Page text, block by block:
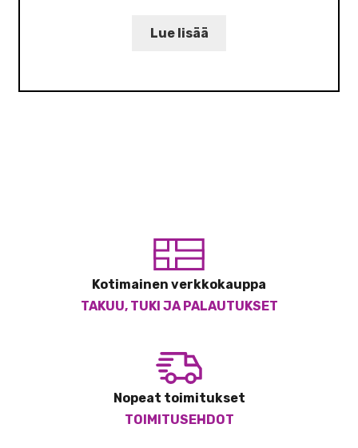
Lue lisää
Kotimainen verkkokauppa
TAKUU, TUKI JA PALAUTUKSET
Nopeat toimitukset
TOIMITUSEHDOT